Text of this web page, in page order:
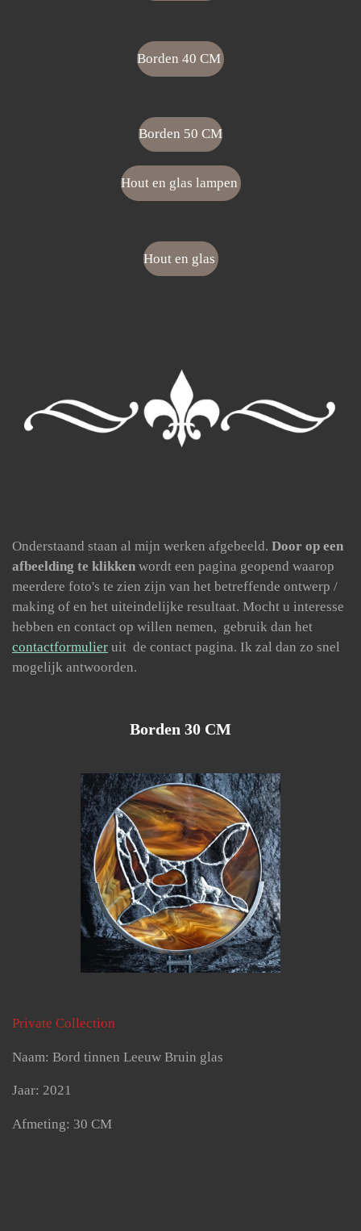
Borden 40 CM
Borden 50 CM
Hout en glas lampen
Hout en glas
Onderstaand staan al mijn werken afgebeeld. Door op een
afbeelding te klikken wordt een pagina geopend waarop
meerdere foto's te zien zijn van het betreffende ontwerp /
making of en het uiteindelijke resultaat. Mocht u interesse
hebben en contact op willen nemen, gebruik dan het
contactformulier uit de contact pagina. Ik zal dan zo snel
mogelijk antwoorden.
Borden 30 CM
Private Collection
Naam: Bord tinnen Leeuw Bruin glas
Jaar: 2021
Afmeting: 30 CM